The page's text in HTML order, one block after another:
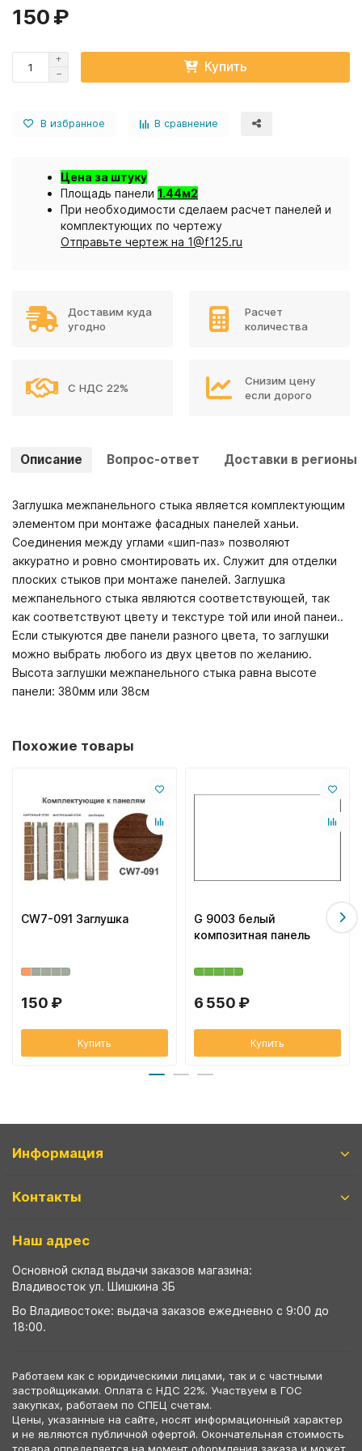
150 ₽
Купить
В избранное В сравнение
Цена за штуку
Площадь панели 1.44м2
При необходимости сделаем расчет панелей и
комплектующих по чертежу
Отправьте чертеж на 1@f125.ru
Доставим куда
угодно
Расчет
количества
С НДС 22%
Снизим цену
если дорого
Описание Вопрос-ответ Доставки в регионы
Заглушка межпанельного стыка является комплектующим
элементом при монтаже фасадных панелей ханьи.
Соединения между углами «шип-паз» позволяют
аккуратно и ровно смонтировать их. Служит для отделки
плоских стыков при монтаже панелей. Заглушка
межпанельного стыка являются соответствующей, так
как соответствуют цвету и текстуре той или иной панеи..
Если стыкуются две панели разного цвета, то заглушки
можно выбрать любого из двух цветов по желанию.
Высота заглушки межпанельного стыка равна высоте
панели: 380мм или 38см
Похожие товары
CW7-091 Заглушка
150 ₽
Купить
G 9003 белый
композитная панель
6 550 ₽
Купить
Информация
Контакты
Наш адрес
Основной склад выдачи заказов магазина:
Владивосток ул. Шишкина 3Б
Во Владивостоке: выдача заказов ежедневно с 9:00 до
18:00.
Работаем как с юридическими лицами, так и с частными
застройщиками. Оплата с НДС 22%. Участвуем в ГОС
закупках, работаем по СПЕЦ счетам.
Цены, указанные на сайте, носят информационный характер
и не являются публичной офертой. Окончательная стоимость